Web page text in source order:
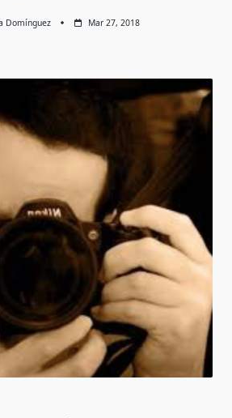
Domínguez Mar 27, 2018